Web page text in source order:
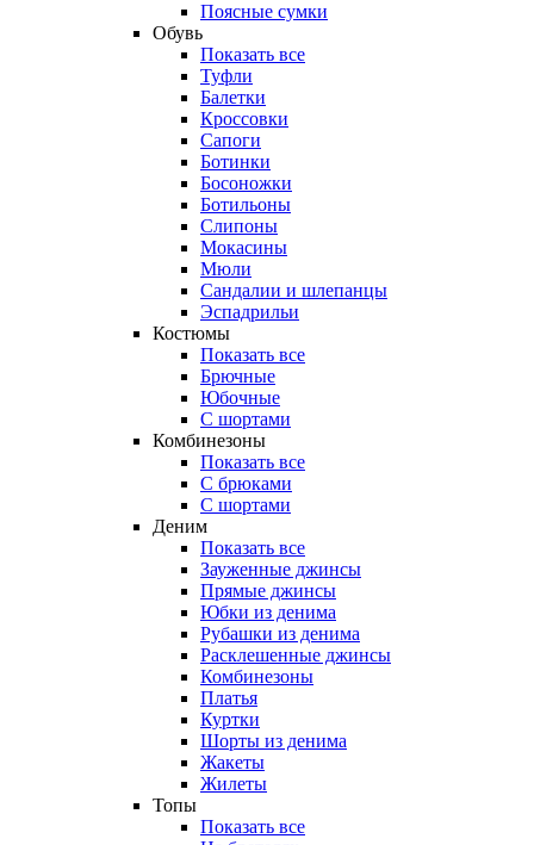
Поясные сумки
Обувь
Показать все
Туфли
Балетки
Кроссовки
Сапоги
Ботинки
Босоножки
Ботильоны
Слипоны
Мокасины
Мюли
Сандалии и шлепанцы
Эспадрильи
Костюмы
Показать все
Брючные
Юбочные
С шортами
Комбинезоны
Показать все
С брюками
С шортами
Деним
Показать все
Зауженные джинсы
Прямые джинсы
Юбки из денима
Рубашки из денима
Расклешенные джинсы
Комбинезоны
Платья
Куртки
Шорты из денима
Жакеты
Жилеты
Топы
Показать все